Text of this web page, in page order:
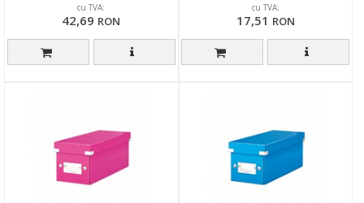
cu TVA:
42,69 RON
cu TVA:
17,51 RON